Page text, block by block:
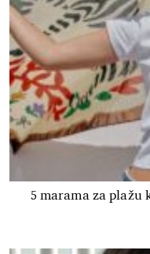
5 marama za plažu